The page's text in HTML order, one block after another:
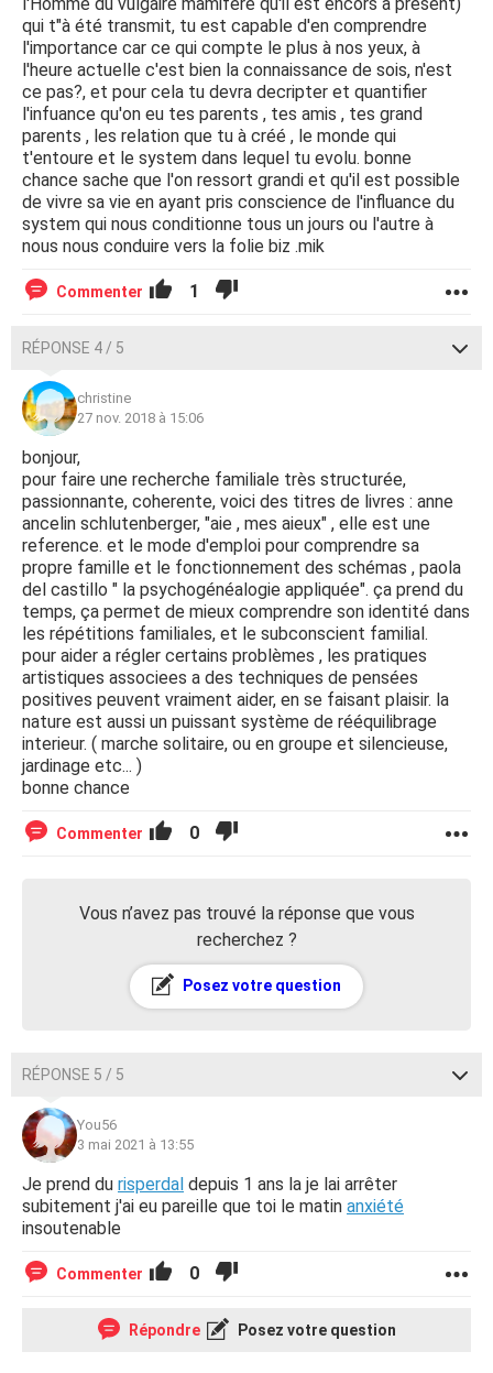
qui t"à été transmit, tu est capable d'en comprendre
l'importance car ce qui compte le plus à nos yeux, à
l'heure actuelle c'est bien la connaissance de sois, n'est
ce pas?, et pour cela tu devra decripter et quantifier
l'infuance qu'on eu tes parents , tes amis , tes grand
parents , les relation que tu à créé , le monde qui
t'entoure et le system dans lequel tu evolu. bonne
chance sache que l'on ressort grandi et qu'il est possible
de vivre sa vie en ayant pris conscience de l'influance du
system qui nous conditionne tous un jours ou l'autre à
nous nous conduire vers la folie biz .mik
Commenter 1
RÉPONSE 4 / 5
christine
27 nov. 2018 à 15:06
bonjour,
pour faire une recherche familiale très structurée,
passionnante, coherente, voici des titres de livres : anne
ancelin schlutenberger, "aie , mes aieux" , elle est une
reference. et le mode d'emploi pour comprendre sa
propre famille et le fonctionnement des schémas , paola
del castillo " la psychogénéalogie appliquée". ça prend du
temps, ça permet de mieux comprendre son identité dans
les répétitions familiales, et le subconscient familial.
pour aider a régler certains problèmes , les pratiques
artistiques associees a des techniques de pensées
positives peuvent vraiment aider, en se faisant plaisir. la
nature est aussi un puissant système de rééquilibrage
interieur. ( marche solitaire, ou en groupe et silencieuse,
jardinage etc... )
bonne chance
Commenter 0
Vous n’avez pas trouvé la réponse que vous
recherchez ?
Posez votre question
RÉPONSE 5 / 5
You56
3 mai 2021 à 13:55
Je prend du risperdal depuis 1 ans la je lai arrêter
subitement j'ai eu pareille que toi le matin anxiété
insoutenable
Commenter 0
Répondre Posez votre question